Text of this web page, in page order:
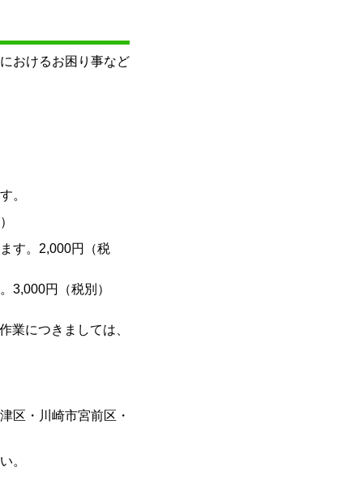
おけるお困り事など
。
）
す。2,000円（税
3,000円（税別）
業につきましては、
区・川崎市宮前区・
。